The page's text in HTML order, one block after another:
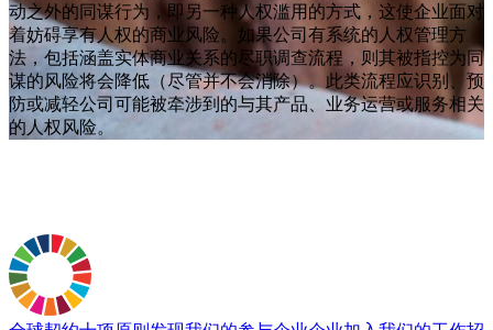
动之外的同谋行为，即另一种人权滥用的方式，这使企业面对
着妨碍享有人权的商业风险。如果公司有系统的人权管理方
法，包括涵盖实体商业关系的尽职调查流程，则其被指控为同
谋的风险将会降低（尽管并不会消除）。此类流程应识别、预
防或减轻公司可能被牵涉到的与其产品、业务运营或服务相关
的人权风险。